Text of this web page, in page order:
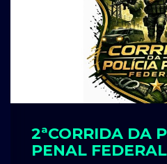
2ªCORRIDA DA
PENAL FEDERAL